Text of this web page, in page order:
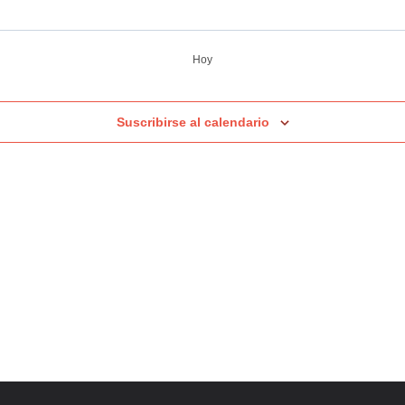
Hoy
Suscribirse al calendario